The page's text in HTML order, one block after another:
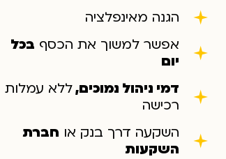
הגנה מאינפלציה
אפשר למשוך את הכסף בכל
יום
דמי ניהול נמוכים,ללא עמלות
רכישה
השקעה דרך בנק או חברת
השקעות